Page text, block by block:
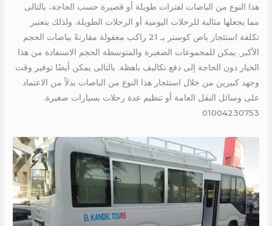
هذا النوع من الباصات لفترات طويلة أو قصيرة حسب الحاجة، بالتالى
مما يجعلها مثالية للرحلات اليومية أو الرحلات الطويلة. ولذلك يتعتبر
تكلفة استئجار باص كوستر بـ 21 راكب معقولة مقارنةً بباصات الحجم
الأكبر. يمكن للمجموعات الصغيرة والمتوسطة الحجم الاستفادة من هذا
الخيار دون الحاجة إلى دفع تكاليف باهظة. بالتالى يمكن أيضًا توفير وقت
وجهد كبيرين من خلال استئجار هذا النوع من الباصات بدلاً من الاعتماد
على وسائل النقل العامة أو تنظيم عدة رحلات بسيارات صغيرة.
01004230753